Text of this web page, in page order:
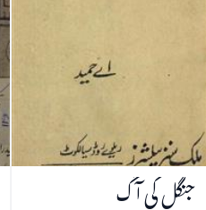
جنگل کی آگ